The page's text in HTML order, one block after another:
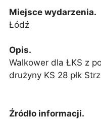
Miejsce wydarzenia.
Łódź
Opis.
Walkower dla ŁKS z
drużyny KS 28 płk
Źródło informacji.